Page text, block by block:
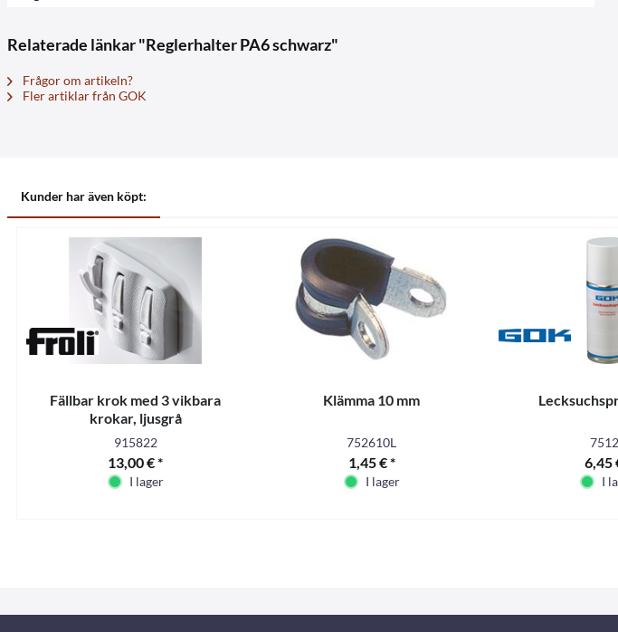
Relaterade länkar "Reglerhalter PA6 schwarz"
Frågor om artikeln?
Fler artiklar från GOK
Kunder har även köpt:
Fällbar krok med 3 vikbara
krokar, ljusgrå
915822
13,00 € *
I lager
Klämma 10 mm
752610L
1,45 € *
I lager
6,45
I